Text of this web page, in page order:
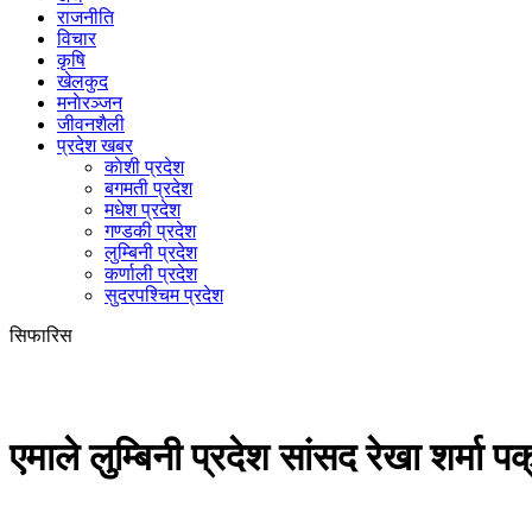
राजनीति
विचार
कृषि
खेलकुद
मनाेरञ्जन
जीवनशैली
प्रदेश खबर
काेशी प्रदेश
बगमती प्रदेश
मधेश प्रदेश
गण्डकी प्रदेश
लुम्बिनी प्रदेश
कर्णाली प्रदेश
सुदरपश्चिम प्रदेश
सिफारिस
एमाले लुम्बिनी प्रदेश सांसद रेखा शर्मा